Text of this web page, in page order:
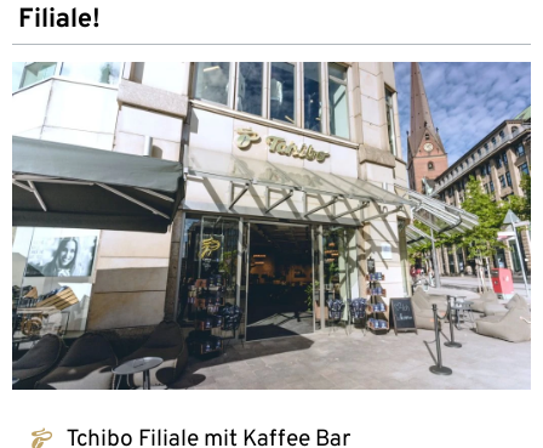
Filiale!
tchibo_logo Tchibo Filiale mit Kaffee Bar